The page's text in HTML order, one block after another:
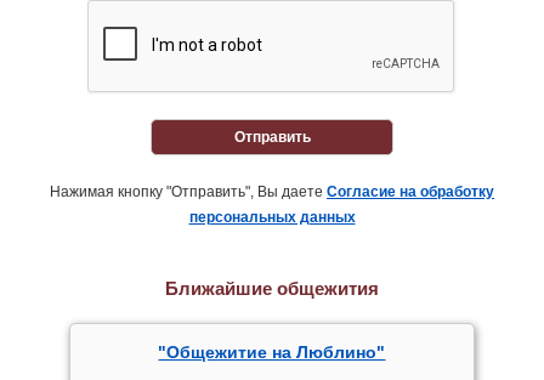
Отправить
Нажимая кнопку "Отправить", Вы даете Согласие на обработку
персональных данных
Ближайшие общежития
"Общежитие на Люблино"